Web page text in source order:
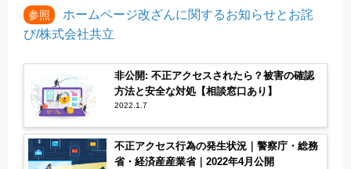
参照
ホームページ改ざんに関するお知らせとお詫
び/株式会社共立
非公開: 不正アクセスされたら？被害の確認
方法と安全な対処【相談窓口あり】
2022.1.7
不正アクセス行為の発生状況｜警察庁・総務
省・経済産産業省｜2022年4月公開